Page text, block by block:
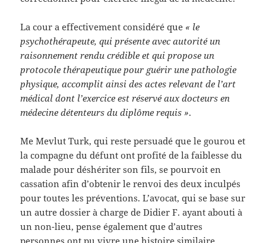
La cour a effectivement considéré que « le
psychothérapeute, qui présente avec autorité un
raisonnement rendu crédible et qui propose un
protocole thérapeutique pour guérir une pathologie
physique, accomplit ainsi des actes relevant de l’art
médical dont l’exercice est réservé aux docteurs en
médecine détenteurs du diplôme requis ».
Me Mevlut Turk, qui reste persuadé que le gourou et
la compagne du défunt ont profité de la faiblesse du
malade pour déshériter son fils, se pourvoit en
cassation afin d’obtenir le renvoi des deux inculpés
pour toutes les préventions. L’avocat, qui se base sur
un autre dossier à charge de Didier F. ayant abouti à
un non-lieu, pense également que d’autres